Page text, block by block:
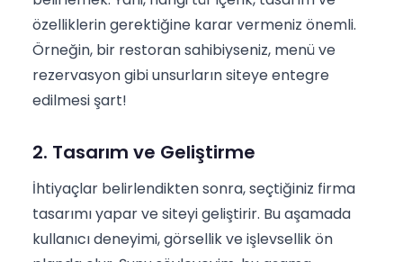
özelliklerin gerektiğine karar vermeniz önemli.
Örneğin, bir restoran sahibiyseniz, menü ve
rezervasyon gibi unsurların siteye entegre
edilmesi şart!
2. Tasarım ve Geliştirme
İhtiyaçlar belirlendikten sonra, seçtiğiniz firma
tasarımı yapar ve siteyi geliştirir. Bu aşamada
kullanıcı deneyimi, görsellik ve işlevsellik ön